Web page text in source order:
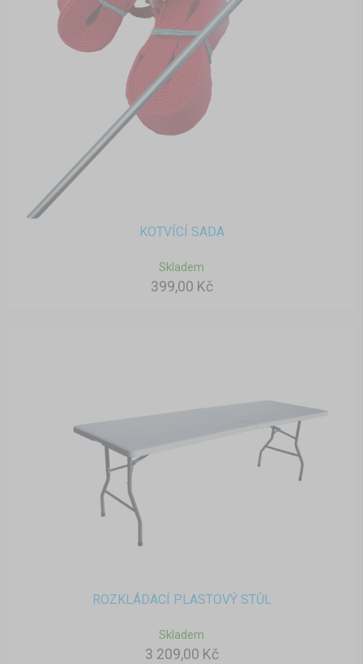
KOTVÍCÍ SADA
Skladem
399,00 Kč
ROZKLÁDACÍ PLASTOVÝ STŮL
Skladem
3 209,00 Kč